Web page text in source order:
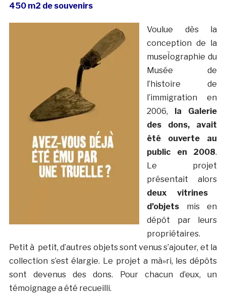
450 m2 de souvenirs
Voulue dès la
conception de la
museÌographie du
Musée de
l’histoire de
l’immigration en
2006, la Galerie
des dons, avait
été ouverte au
public en 2008.
Le projet
présentait alors
deux vitrines
d’objetsmis en
dépôt par leurs
propriétaires.
Petit à petit, d’autres objets sont venus s’ajouter, et la
collection s’est élargie. Le projet a mà»ri, les dépôts
sont devenus des dons. Pour chacun d’eux, un
témoignage a été recueilli.